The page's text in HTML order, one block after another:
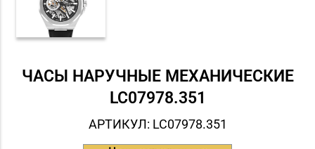
ЧАСЫ НАРУЧНЫЕ МЕХАНИЧЕСКИЕ
LC07978.351
АРТИКУЛ: LC07978.351